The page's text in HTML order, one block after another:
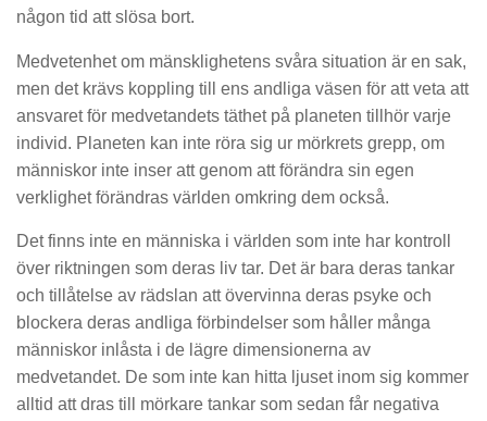
någon tid att slösa bort.
Medvetenhet om mänsklighetens svåra situation är en sak,
men det krävs koppling till ens andliga väsen för att veta att
ansvaret för medvetandets täthet på planeten tillhör varje
individ. Planeten kan inte röra sig ur mörkrets grepp, om
människor inte inser att genom att förändra sin egen
verklighet förändras världen omkring dem också.
Det finns inte en människa i världen som inte har kontroll
över riktningen som deras liv tar. Det är bara deras tankar
och tillåtelse av rädslan att övervinna deras psyke och
blockera deras andliga förbindelser som håller många
människor inlåsta i de lägre dimensionerna av
medvetandet. De som inte kan hitta ljuset inom sig kommer
alltid att dras till mörkare tankar som sedan får negativa